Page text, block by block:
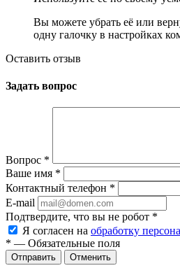
Вы можете убрать её или
одну галочку в настройках
Оставить отзыв
Задать вопрос
Вопрос *
Ваше имя *
Контактный телефон *
E-mail
Подтвердите, что вы не робот *
Я согласен на обработку
* — Обязательные поля
Отменить